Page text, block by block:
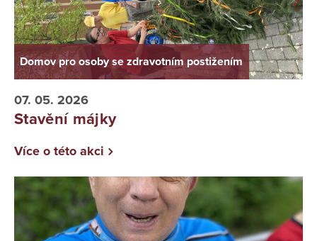
Domov pro osoby se zdravotním postižením
07. 05. 2026
Stavění májky
Více o této akci